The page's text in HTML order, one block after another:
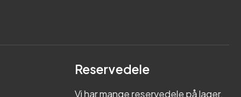
Reservedele
Vi har mange reservedele på lager.